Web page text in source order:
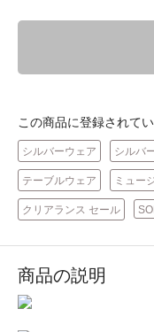
この商品に登録されて
シルバーウェア シルバ
テーブルウェア ミュー
クリアランス セール
商品の説明